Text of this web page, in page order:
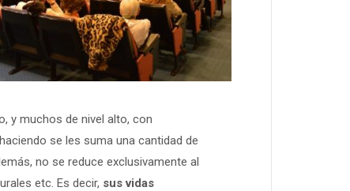
y muchos de nivel alto, con
se les suma una cantidad de
no se reduce exclusivamente al
etc. Es decir, sus vidas